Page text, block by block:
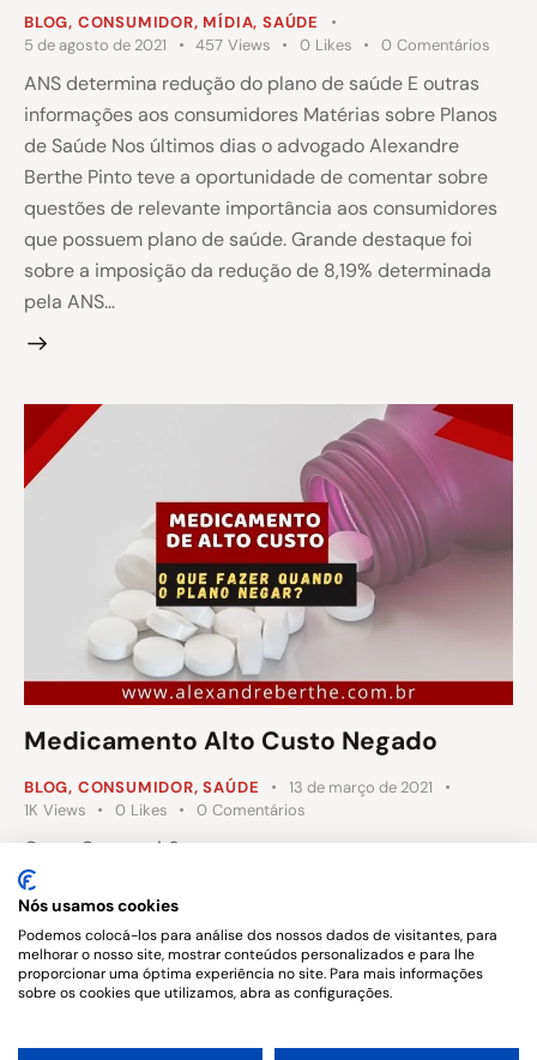
BLOG, CONSUMIDOR, MÍDIA,SAÚDE
5 de agosto de 2021
457 Views 0 Likes 0 Comentários
ANS determina redução do plano de saúde E outras
informações aos consumidores Matérias sobre Planos
de Saúde Nos últimos dias o advogado Alexandre
Berthe Pinto teve a oportunidade de comentar sobre
questões de relevante importância aos consumidores
que possuem plano de saúde. Grande destaque foi
sobre a imposição da redução de 8,19% determinada
pela ANS…
Medicamento Alto Custo Negado
BLOG, CONSUMIDOR,SAÚDE
13 de março de 2021
1K Views 0 Likes 0 Comentários
Como Conseguir?
1 2 3 … 8
>
Nós usamos cookies
Podemos colocá-los para análise dos nossos dados de visitantes, para
melhorar o nosso site, mostrar conteúdos personalizados e para lhe
proporcionar uma óptima experiência no site. Para mais informações
sobre os cookies que utilizamos, abra as configurações.